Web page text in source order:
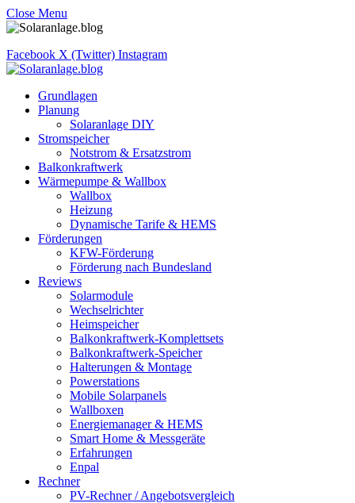
Close Menu
Facebook X (Twitter) Instagram
Grundlagen
Planung
Solaranlage DIY
Stromspeicher
Notstrom & Ersatzstrom
Balkonkraftwerk
Wärmepumpe & Wallbox
Wallbox
Heizung
Dynamische Tarife & HEMS
Förderungen
KFW-Förderung
Förderung nach Bundesland
Reviews
Solarmodule
Wechselrichter
Heimspeicher
Balkonkraftwerk-Komplettsets
Balkonkraftwerk-Speicher
Halterungen & Montage
Powerstations
Mobile Solarpanels
Wallboxen
Energiemanager & HEMS
Smart Home & Messgeräte
Erfahrungen
Enpal
Rechner
PV-Rechner / Angebotsvergleich